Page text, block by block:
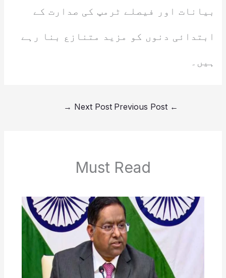
بیانات اور فیصلے ٹرمپ کی صدارت کے
ابتدائی دنوں کو مزید متنازع بنا رہے
ہیں۔
←
Next Post
→
Must Read